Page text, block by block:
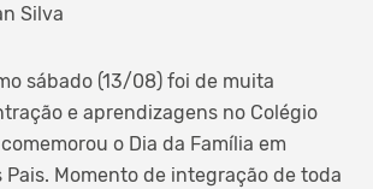
Silva
sábado (13/08) foi de muita
e aprendizagens no Colégio
o Dia da Família em
Pais. Momento de integração de toda